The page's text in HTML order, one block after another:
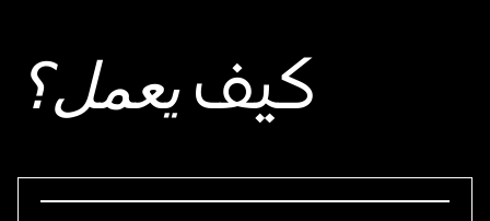
كيفيعمل؟